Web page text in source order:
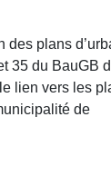
des plans
35 du BauGB
lien vers les
de